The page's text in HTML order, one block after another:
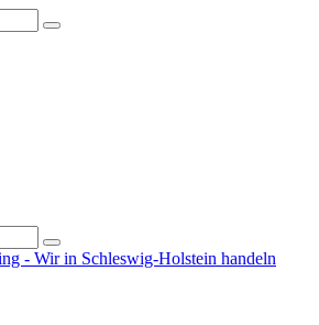
- Wir in Schleswig-Holstein handeln